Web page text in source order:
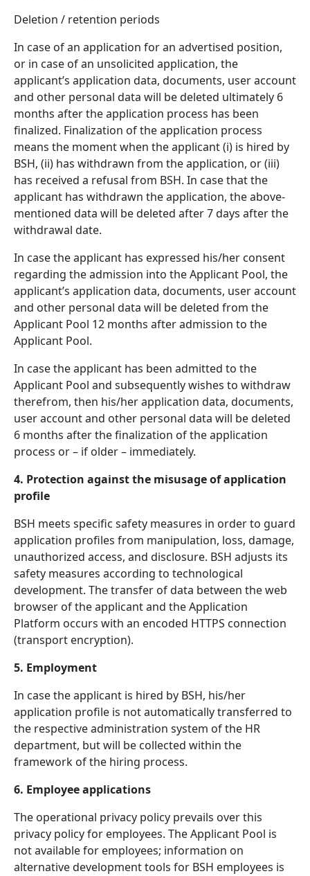
Deletion / retention periods
In case of an application for an advertised position,
or in case of an unsolicited application, the
applicant’s application data, documents, user account
and other personal data will be deleted ultimately 6
months after the application process has been
finalized. Finalization of the application process
means the moment when the applicant (i) is hired by
BSH, (ii) has withdrawn from the application, or (iii)
has received a refusal from BSH. In case that the
applicant has withdrawn the application, the above-
mentioned data will be deleted after 7 days after the
withdrawal date.
In case the applicant has expressed his/her consent
regarding the admission into the Applicant Pool, the
applicant’s application data, documents, user account
and other personal data will be deleted from the
Applicant Pool 12 months after admission to the
Applicant Pool.
In case the applicant has been admitted to the
Applicant Pool and subsequently wishes to withdraw
therefrom, then his/her application data, documents,
user account and other personal data will be deleted
6 months after the finalization of the application
process or – if older – immediately.
4. Protection against the misusage of application
profile
BSH meets specific safety measures in order to guard
application profiles from manipulation, loss, damage,
unauthorized access, and disclosure. BSH adjusts its
safety measures according to technological
development. The transfer of data between the web
browser of the applicant and the Application
Platform occurs with an encoded HTTPS connection
(transport encryption).
5. Employment
In case the applicant is hired by BSH, his/her
application profile is not automatically transferred to
the respective administration system of the HR
department, but will be collected within the
framework of the hiring process.
6. Employee applications
The operational privacy policy prevails over this
privacy policy for employees. The Applicant Pool is
not available for employees; information on
alternative development tools for BSH employees is